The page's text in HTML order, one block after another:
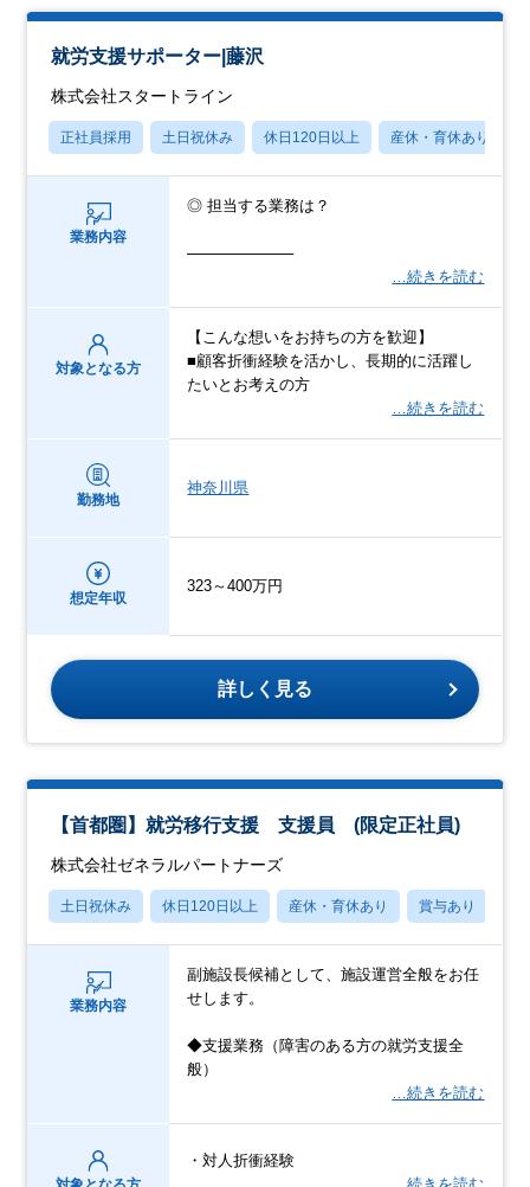
就労支援サポーター|藤沢
株式会社スタートライン
正社員採用 土日祝休み 休日120日以上 産休・育休あり
業務内容
◎ 担当する業務は？
──────────
…続きを読む
対象となる方
【こんな想いをお持ちの方を歓迎】
■顧客折衝経験を活かし、長期的に活躍し
たいとお考えの方
…続きを読む
勤務地
神奈川県
想定年収
323～400万円
詳しく見る
【首都圏】就労移行支援 支援員 (限定正社員)
株式会社ゼネラルパートナーズ
土日祝休み 休日120日以上 産休・育休あり 賞与あり
業務内容
副施設長候補として、施設運営全般をお任
せします。
◆支援業務（障害のある方の就労支援全
般）
…続きを読む
・対人折衝経験